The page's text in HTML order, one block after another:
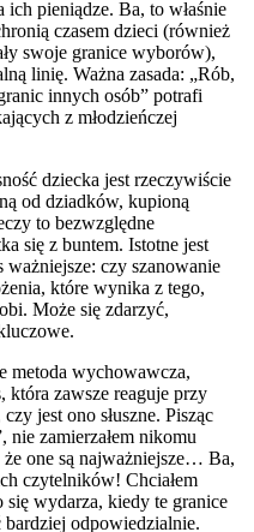
pieniądze. Ba, to właśnie
czasem dzieci (również
swoje granice wyborów),
linię. Ważna zasada: „Rób,
innych osób” potrafi
z młodzieńczej
dziecka jest rzeczywiście
od dziadków, kupioną
to bezwzględne
się z buntem. Istotne jest
ważniejsze: czy szanowanie
które wynika z tego,
Może się zdarzyć,
metoda wychowawcza,
która zawsze reaguje przy
jest ono słuszne. Pisząc
nie zamierzałem nikomu
one są najważniejsze… Ba,
czytelników! Chciałem
wydarza, kiedy te granice
odpowiedzialnie.